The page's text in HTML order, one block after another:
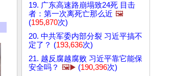
19. 广东高速路崩塌致24死 目击
者：第一次离死亡那么近 🖼️
(195,870次)
20. 中共军委内部分裂 习近平搞不
定了？ (193,636次)
21. 越反腐越腐败 习近平靠它能保
安全吗？ 🖼️▶️ (190,396次)